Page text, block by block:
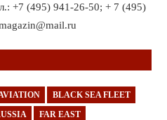
+7 (495) 941-26-50; + 7 (495)
BLACK SEA FLEET
FAR EAST